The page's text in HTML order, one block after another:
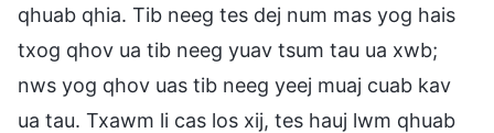
qhuab qhia. Tib neeg tes dej num mas yog hais
txog qhov ua tib neeg yuav tsum tau ua xwb;
nws yog qhov uas tib neeg yeej muaj cuab kav
ua tau. Txawm li cas los xij, tes hauj lwm qhuab